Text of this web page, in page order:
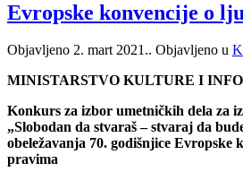
Evropske konvencije o
Objavljeno 2. mart 2021.. Objavljeno u
MINISTARSTVO KULTURE I
Konkurs za izbor umetničkih dela za
„Slobodan da stvaraš – stvaraj da
obeležavanja 70. godišnjice Evropske
pravima